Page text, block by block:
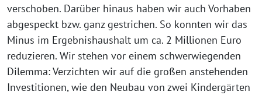
verschoben. Darüber hinaus haben wir auch Vorhaben
abgespeckt bzw. ganz gestrichen. So konnten wir das
Minus im Ergebnishaushalt um ca. 2 Millionen Euro
reduzieren. Wir stehen vor einem schwerwiegenden
Dilemma: Verzichten wir auf die großen anstehenden
Investitionen, wie den Neubau von zwei Kindergärten